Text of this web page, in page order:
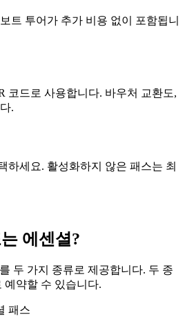
트 투어가 추가 비용 없이 포함됩니
코드로 사용합니다. 바우처 교환도,
.
하세요. 활성화하지 않은 패스는 최
에센셜?
두 가지 종류로 제공합니다. 두 종
예약할 수 있습니다.
패스